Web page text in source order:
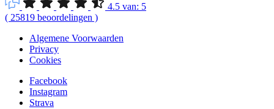
4.5 van: 5
( 25819 beoordelingen )
Algemene Voorwaarden
Privacy
Cookies
Facebook
Instagram
Strava